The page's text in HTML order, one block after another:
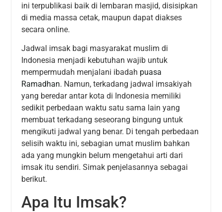
ini terpublikasi baik di lembaran masjid, disisipkan
di media massa cetak, maupun dapat diakses
secara online.
Jadwal imsak bagi masyarakat muslim di
Indonesia menjadi kebutuhan wajib untuk
mempermudah menjalani ibadah puasa
Ramadhan. Namun, terkadang jadwal imsakiyah
yang beredar antar kota di Indonesia memiliki
sedikit perbedaan waktu satu sama lain yang
membuat terkadang seseorang bingung untuk
mengikuti jadwal yang benar. Di tengah perbedaan
selisih waktu ini, sebagian umat muslim bahkan
ada yang mungkin belum mengetahui arti dari
imsak itu sendiri. Simak penjelasannya sebagai
berikut.
Apa Itu Imsak?